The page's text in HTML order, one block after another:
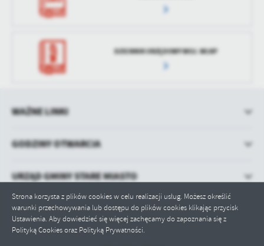
Strona korzysta z plików cookies w celu realizacji usług. Możesz określić
warunki przechowywania lub dostępu do plików cookies klikając przycisk
Ustawienia. Aby dowiedzieć się więcej zachęcamy do zapoznania się z
Polityką Cookies oraz Polityką Prywatności.
DZIENNIK URZĘDOWY WOJ. WLKP
WAŻNE LINKI
GODZINY OTWARCIA
URZĄD GMINY STARE MIASTO